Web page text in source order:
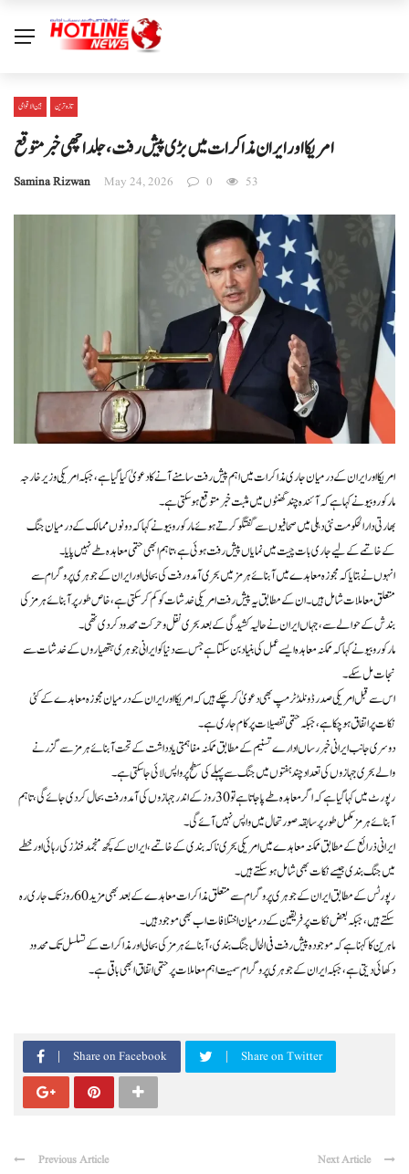
بین الا قوامی تازہ ترین
امریکا اور ایران مذاکرات میں بڑی پیش رفت، جلد اچھی خبر متوقع
Samina Rizwan May 24, 2026 0 53
امریکا اور ایران کے درمیان جاری مذاکرات میں اہم پیش رفت سامنے آنے کا دعویٰ کیا گیا ہے، جبکہ امریکی وزیر خارجہ
مارکو روبیو نے کہا ہے کہ آئندہ چند گھنٹوں میں مثبت خبر متوقع ہو سکتی ہے۔
بھارتی دارالحکومت نئی دہلی میں صحافیوں سے گفتگو کرتے ہوئے مارکو روبیو نے کہا کہ دونوں ممالک کے درمیان جنگ
کے خاتمے کے لیے جاری بات چیت میں نمایاں پیش رفت ہوئی ہے، تاہم ابھی حتمی معاہدہ طے نہیں پایا۔
انہوں نے بتایا کہ مجوزہ معاہدے میں آبنائے ہرمز میں بحری آمدورفت کی بحالی اور ایران کے جوہری پروگرام سے
متعلق معاملات شامل ہیں۔ ان کے مطابق یہ پیش رفت امریکی خدشات کو کم کر سکتی ہے، خاص طور پر آبنائے ہرمز کی
بندش کے حوالے سے، جہاں ایران نے حالیہ کشیدگی کے بعد بحری نقل و حرکت محدود کر دی تھی۔
مارکو روبیو نے کہا کہ ممکنہ معاہدہ ایسے عمل کی بنیاد بن سکتا ہے جس سے دنیا کو ایرانی جوہری ہتھیاروں کے خدشات سے
نجات مل سکے۔
اس سے قبل امریکی صدر ڈونلڈ ٹرمپ بھی دعویٰ کر چکے ہیں کہ امریکا اور ایران کے درمیان مجوزہ معاہدے کے کئی
نکات پر اتفاق ہو چکا ہے، جبکہ حتمی تفصیلات پر کام جاری ہے۔
دوسری جانب ایرانی خبر رساں ادارے تسنیم کے مطابق ممکنہ مفاہمتی یادداشت کے تحت آبنائے ہرمز سے گزرنے
والے بحری جہازوں کی تعداد چند ہفتوں میں جنگ سے پہلے کی سطح پر واپس لائی جا سکتی ہے۔
رپورٹ میں کہا گیا ہے کہ اگر معاہدہ طے پا جاتا ہے تو 30 روز کے اندر جہازوں کی آمدورفت بحال کر دی جائے گی، تاہم
آبنائے ہرمز مکمل طور پر سابقہ صورتحال میں واپس نہیں آئے گی۔
ایرانی ذرائع کے مطابق ممکنہ معاہدے میں امریکی بحری ناکہ بندی کے خاتمے، ایران کے کچھ منجمد فنڈز کی رہائی اور خطے
میں جنگ بندی جیسے نکات بھی شامل ہو سکتے ہیں۔
رپورٹس کے مطابق ایران کے جوہری پروگرام سے متعلق مذاکرات معاہدے کے بعد بھی مزید 60 روز تک جاری رہ
سکتے ہیں، جبکہ بعض نکات پر فریقین کے درمیان اختلافات اب بھی موجود ہیں۔
ماہرین کا کہنا ہے کہ موجودہ پیش رفت فی الحال جنگ بندی، آبنائے ہرمز کی بحالی اور مذاکرات کے تسلسل تک محدود
دکھائی دیتی ہے، جبکہ ایران کے جوہری پروگرام سمیت اہم معاملات پر حتمی اتفاق ابھی باقی ہے۔
Share on Facebook Share on Twitter
Previous Article Next Article